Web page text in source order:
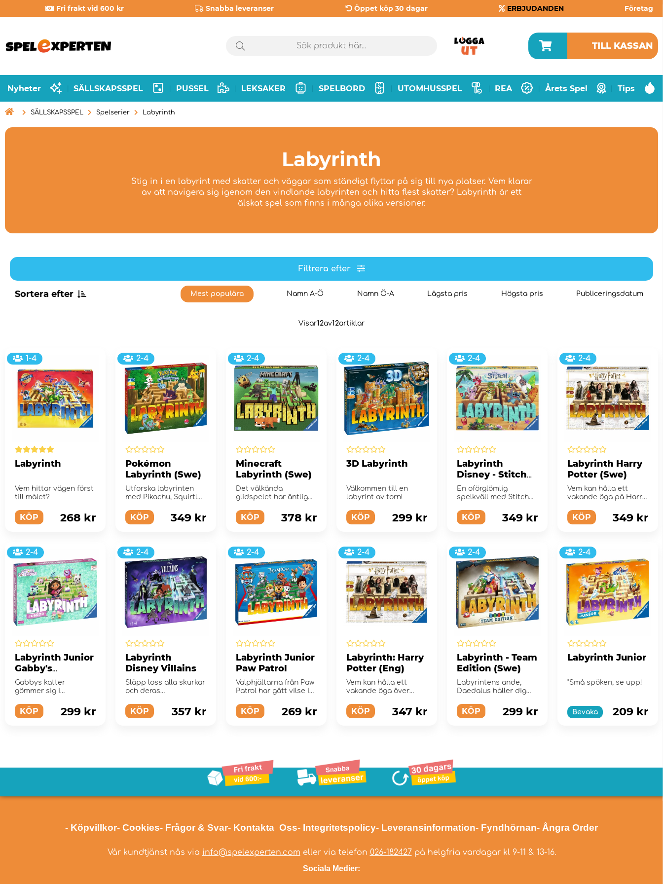
Fri frakt vid 600 kr Snabba leveranser Öppet köp 30 dagar ERBJUDANDEN Företag
TILL KASSAN
Nyheter SÄLLSKAPSSPEL PUSSEL LEKSAKER SPELBORD UTOMHUSSPEL REA Årets Spel Tips
 SÄLLSKAPSSPEL Spelserier Labyrinth
Labyrinth
Stig in i en labyrint med skatter och väggar som ständigt flyttar på sig till nya platser. Vem klarar
av att navigera sig igenom den vindlande labyrinten och hitta flest skatter? Labyrinth är ett
älskat spel som finns i många olika versioner.
Filtrera efter
Sortera efter Mest populära Namn A-Ö Namn Ö-A Lägsta pris Högsta pris Publiceringsdatum
Visar12av12artiklar
1-4
Labyrinth
Vem hittar vägen först
till målet?
KÖP 268 kr
2-4
Pokémon
Labyrinth (Swe)
Utforska labyrinten
med Pikachu, Squirtle,
Bulbasaur!
KÖP 349 kr
2-4
Minecraft
Labyrinth (Swe)
Det välkända
glidspelet har äntligen
Minecraft version!
KÖP 378 kr
2-4
3D Labyrinth
Välkommen till en
labyrint av torn!
KÖP 299 kr
2-4
Labyrinth
Disney - Stitch
(Swe)
En oförglömlig
spelkväll med Stitch
KÖP 349 kr
2-4
Labyrinth Harry
Potter (Swe)
Vem kan hålla ett
vakande öga på Harry
hitta vä...
KÖP 349 kr
2-4
Labyrinth Junior
Gabby's
Dollhouse
Gabbys katter
gömmer sig i
gångar.
KÖP 299 kr
2-4
Labyrinth
Disney Villains
Släpp loss alla skurkar
och deras
KÖP 357 kr
2-4
Labyrinth Junior
Paw Patrol
Valphjältarna från Paw
Patrol har gått vilse i
KÖP 269 kr
2-4
Labyrinth: Harry
Potter (Eng)
Vem kan hålla ett
vakande öga över
labyrinten och hitta
de d...
KÖP 347 kr
2-4
Labyrinth - Team
Edition (Swe)
Labyrintens ande,
Daedalus håller dig
fångenskap!
KÖP 299 kr
2-4
Labyrinth Junior
"Små spöken, se upp!
Bevaka 209 kr
- Köpvillkor- Cookies- Frågor & Svar- Kontakta Oss- Integritetspolicy- Leveransinformation- Fyndhörnan- Ångra Order
Vår kundtjänst nås via info@spelexperten.com eller via telefon 026-182427 på helgfria vardagar kl 9-11 & 13-16.
Sociala Medier: